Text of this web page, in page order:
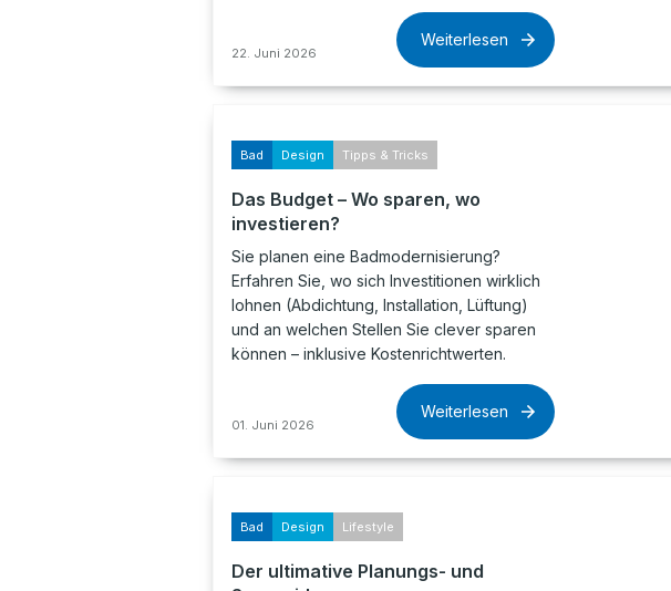
22. Juni 2026
Weiterlesen
Bad Design Tipps & Tricks
Das Budget – Wo sparen, wo
investieren?
Sie planen eine Badmodernisierung?
Erfahren Sie, wo sich Investitionen wirklich
lohnen (Abdichtung, Installation, Lüftung)
und an welchen Stellen Sie clever sparen
können – inklusive Kostenrichtwerten.
01. Juni 2026
Weiterlesen
Bad Design Lifestyle
Der ultimative Planungs- und